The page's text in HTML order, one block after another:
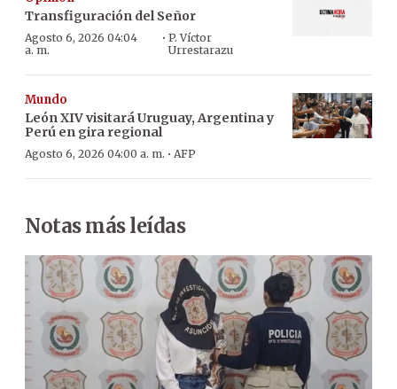
Transfiguración del Señor
Agosto 6, 2026 04:04
a. m.
· P. Víctor
Urrestarazu
Mundo
León XIV visitará Uruguay, Argentina y
Perú en gira regional
Agosto 6, 2026 04:00 a. m. · AFP
Notas más leídas